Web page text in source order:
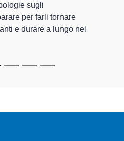
sugli
per farli tornare
e durare a lungo nel